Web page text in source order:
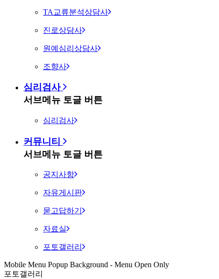
TA교류분석상담사
진로상담사
원예심리상담사
조향사
심리검사
서브메뉴 토글 버튼
심리검사
커뮤니티
서브메뉴 토글 버튼
공지사항
자유게시판
묻고답하기
자료실
포토갤러리
Mobile Menu Popup Background - Menu Open Only
포토갤러리